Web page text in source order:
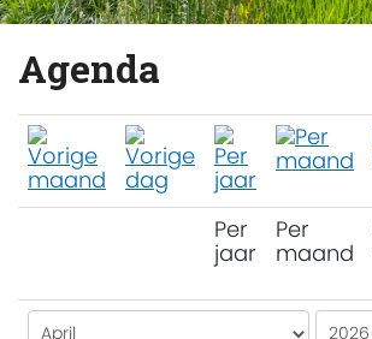
Agenda
Per
jaar
Per
maand